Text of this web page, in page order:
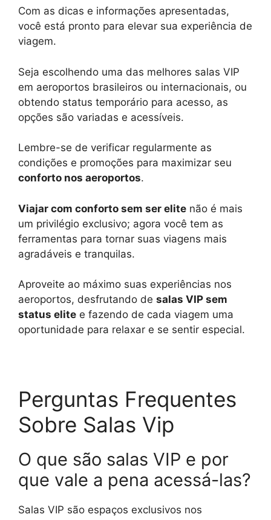
Com as dicas e informações apresentadas,
você está pronto para elevar sua experiência de
viagem.
Seja escolhendo uma das melhores salas VIP
em aeroportos brasileiros ou internacionais, ou
obtendo status temporário para acesso, as
opções são variadas e acessíveis.
Lembre-se de verificar regularmente as
condições e promoções para maximizar seu
conforto nos aeroportos.
Viajar com conforto sem ser elite não é mais
um privilégio exclusivo; agora você tem as
ferramentas para tornar suas viagens mais
agradáveis e tranquilas.
Aproveite ao máximo suas experiências nos
aeroportos, desfrutando de salas VIP sem
status elite e fazendo de cada viagem uma
oportunidade para relaxar e se sentir especial.
Perguntas Frequentes
Sobre Salas Vip
O que são salas VIP e por
que vale a pena acessá-las?
Salas VIP são espaços exclusivos nos